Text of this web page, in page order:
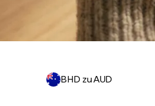
BHD zu AUD